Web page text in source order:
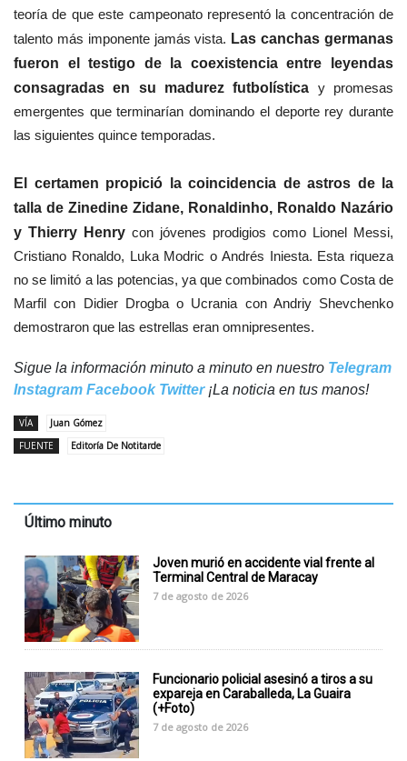
teoría de que este campeonato representó la concentración de
talento más imponente jamás vista. Las canchas germanas
fueron el testigo de la coexistencia entre leyendas
consagradas en su madurez futbolística y promesas
emergentes que terminarían dominando el deporte rey durante
las siguientes quince temporadas.
El certamen propició la coincidencia de astros de la
talla de Zinedine Zidane, Ronaldinho, Ronaldo Nazário
y Thierry Henry con jóvenes prodigios como Lionel Messi,
Cristiano Ronaldo, Luka Modric o Andrés Iniesta. Esta riqueza
no se limitó a las potencias, ya que combinados como Costa de
Marfil con Didier Drogba o Ucrania con Andriy Shevchenko
demostraron que las estrellas eran omnipresentes.
Sigue la información minuto a minuto en nuestro Telegram
Instagram Facebook Twitter¡La noticia en tus manos!
VÍA
Juan Gómez
FUENTE
Editoría De Notitarde
Último minuto
Joven murió en accidente vial frente al
Terminal Central de Maracay
7 de agosto de 2026
Funcionario policial asesinó a tiros a su
expareja en Caraballeda, La Guaira
(+Foto)
7 de agosto de 2026